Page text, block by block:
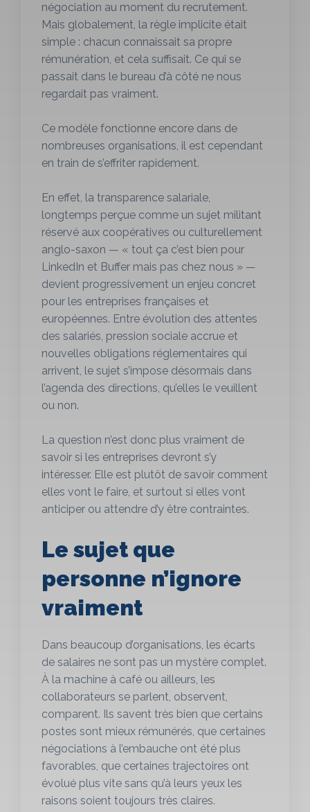
négociation au moment du recrutement.
Mais globalement, la règle implicite était
simple : chacun connaissait sa propre
rémunération, et cela suffisait. Ce qui se
passait dans le bureau d’à côté ne nous
regardait pas vraiment.
Ce modèle fonctionne encore dans de
nombreuses organisations, il est cependant
en train de s’effriter rapidement.
En effet, la transparence salariale,
longtemps perçue comme un sujet militant
réservé aux coopératives ou culturellement
anglo-saxon — « tout ça c’est bien pour
LinkedIn et Buffer mais pas chez nous » —
devient progressivement un enjeu concret
pour les entreprises françaises et
européennes. Entre évolution des attentes
des salariés, pression sociale accrue et
nouvelles obligations réglementaires qui
arrivent, le sujet s’impose désormais dans
l’agenda des directions, qu’elles le veuillent
ou non.
La question n’est donc plus vraiment de
savoir si les entreprises devront s’y
intéresser. Elle est plutôt de savoir comment
elles vont le faire, et surtout si elles vont
anticiper ou attendre d’y être contraintes.
Le sujet que
personne n’ignore
vraiment
Dans beaucoup d’organisations, les écarts
de salaires ne sont pas un mystère complet.
À la machine à café ou ailleurs, les
collaborateurs se parlent, observent,
comparent. Ils savent très bien que certains
postes sont mieux rémunérés, que certaines
négociations à l’embauche ont été plus
favorables, que certaines trajectoires ont
évolué plus vite sans qu’à leurs yeux les
raisons soient toujours très claires.